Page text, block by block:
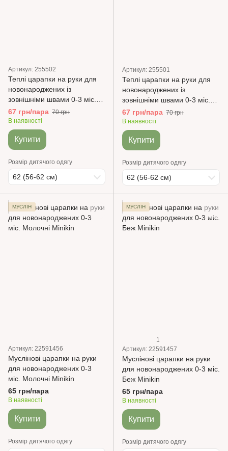
Артикул: 255502
Теплі царапки на руки для
новонароджених із
зовнішніми швами 0-3 міс.
Пухнасті історії Футер з
начісом, кавовий
67 грн/пара 70 грн
В наявності
Купити
Розмір дитячого одягу
62 (56-62 см)
Артикул: 255501
Теплі царапки на руки для
новонароджених із
зовнішніми швами 0-3 міс.
Пухнасті історії Футер з
начісом, молочний з
малюнком
67 грн/пара 70 грн
В наявності
Купити
Розмір дитячого одягу
62 (56-62 см)
МУСЛІН
Артикул: 22591456
Муслінові царапки на руки
для новонароджених 0-3
міс. Молочні Minikin
65 грн/пара
В наявності
Купити
Розмір дитячого одягу
МУСЛІН
1
Артикул: 22591457
Муслінові царапки на руки
для новонароджених 0-3 міс.
Беж Minikin
65 грн/пара
В наявності
Купити
Розмір дитячого одягу